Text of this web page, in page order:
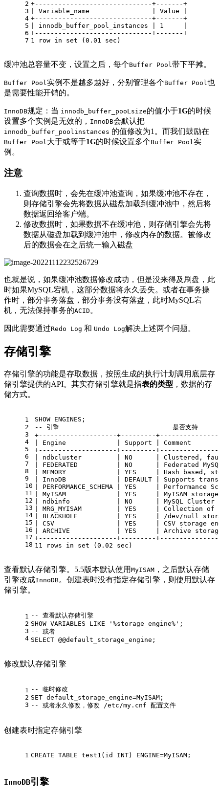
2
3
4
5
6
7
+------------------------------+-------+
Variable_name Value
+------------------------------+-------+
innodb_buffer_pool_instances 1
+------------------------------+-------+
1
row in set ( 0.01 sec)
缓冲池总容量不变，设置之后，每个Buffer Pool带下平摊。
Buffer Pool实例不是越多越好，分别管理各个Buffer Pool也
是需要性能开销的。
InnoDB规定：当 innodb_buffer_pooLsize的值小于1G的时候
设置多个实例是无效的， InnoDB会默认把
innodb_buffer_poolinstances 的值修改为1。而我们鼓励在
Buffer Pool大于或等于1G的时候设置多个Buffer Pool实
例。
注意
查询数据时，会先在缓冲池查询，如果缓冲池不存在，
则存储引擎会先将数据从磁盘加载到缓冲池中，然后将
数据返回给客户端。
修改数据时，如果数据不在缓冲池，则存储引擎会先将
数据从磁盘加载到缓冲池中，修改内存的数据。被修改
后的数据会在之后统一输入磁盘
也就是说，如果缓冲池数据修改成功，但是没来得及刷盘，此
时如果MySQL宕机，这部分数据将永久丢失。或者在事务操
作时，部分事务落盘，部分事务没有落盘，此时MySQL宕
机，无法保持事务的ACID 。
因此需要通过Redo Log 和 Undo Log解决上述两个问题。
存储引擎
存储引擎的功能是存取数据，按照生成的执行计划调用底层存
储引擎提供的API。其实存储引擎就是指表的类型 ，数据的存
储方式。
1
2
3
4
5
6
7
8
9
10
11
12
13
14
15
16
17
18
SHOW ENGINES;
+--------------------+---------
Engine Support
+--------------------+---------
ndbcluster NO
Clustered,
FEDERATED NO
MEMORY YES
Hash based,
InnoDB DEFAULT
Supports
PERFORMANCE_SCHEMA YES
MyISAM YES
ndbinfo NO MySQL Cluster
MRG_MYISAM YES Collection of
BLACKHOLE YES /dev /null
CSV YES
ARCHIVE YES
+--------------------+---------
11
rows in set (0.02 sec)
查看默认存储引擎。5.5版本默认使用 MyISAM ，之后默认存储
引擎改成InnoDB。创建表时没有指定存储引擎，则使用默认存
储引擎。
1
2
3
4
-- 查看默认存储引擎
SHOW VARIABLES LIKE '%storage_engine%' ;
-- 或者
SELECT @@default_storage_engine ;
修改默认存储引擎
1
2
3
-- 临时修改
SET default_storage_engine=MyISAM;
-- 或者永久修改，修改 /etc/my.cnf 配置文件
创建表时指定存储引擎
1 CREATE TABLE test1(id INT) ENGINE=MyISAM;
InnoDB引擎